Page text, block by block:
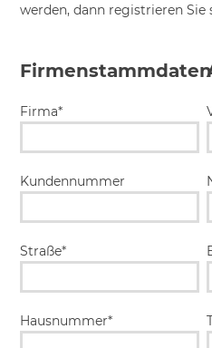
werden, dann registrieren Sie
Firmenstammdaten
Firma*
Kundennummer
Straße*
Hausnummer*